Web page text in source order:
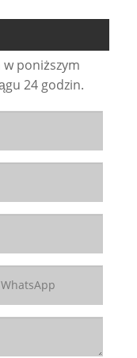
w poniższym
24 godzin.